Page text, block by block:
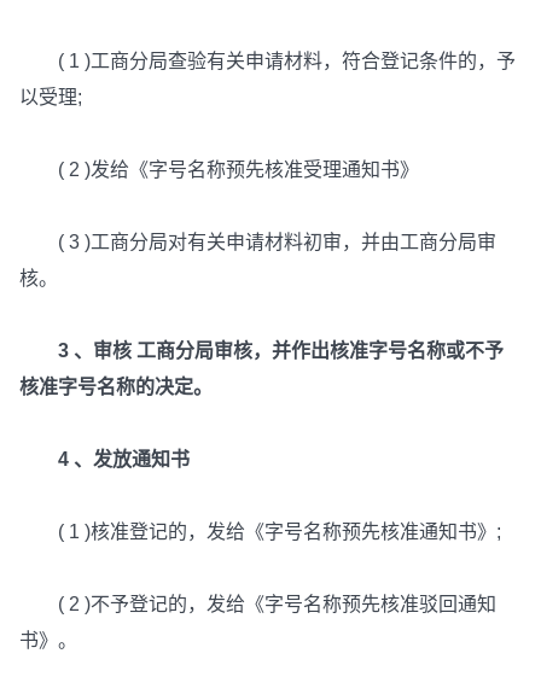
( 1 )工商分局查验有关申请材料，符合登记条件的，予
以受理;
( 2 )发给《字号名称预先核准受理通知书》
( 3 )工商分局对有关申请材料初审，并由工商分局审
核。
3 、审核 工商分局审核，并作出核准字号名称或不予
核准字号名称的决定。
4 、发放通知书
( 1 )核准登记的，发给《字号名称预先核准通知书》;
( 2 )不予登记的，发给《字号名称预先核准驳回通知
书》。